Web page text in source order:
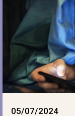
05/07/2024